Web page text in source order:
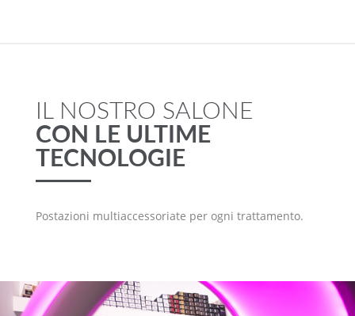
IL NOSTRO SALONE
CON LE ULTIME
TECNOLOGIE
Postazioni multiaccessoriate per ogni trattamento.